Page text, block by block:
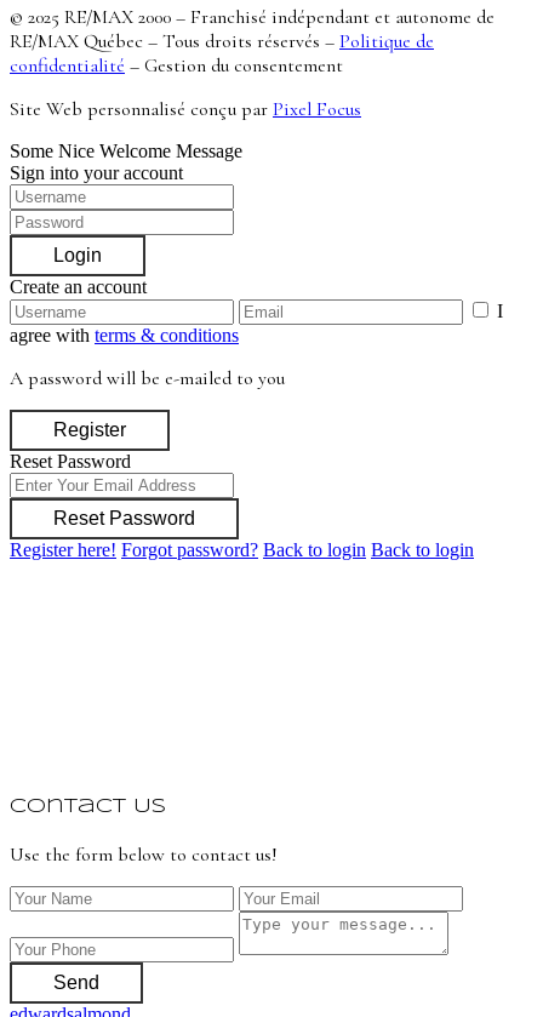
© 2025 RE/MAX 2000 – Franchisé indépendant et autonome de
RE/MAX Québec – Tous droits réservés – Politique de
confidentialité – Gestion du consentement
Site Web personnalisé conçu par Pixel Focus
Some Nice Welcome Message
Sign into your account
Login
Create an account
I
agree with terms & conditions
A password will be e-mailed to you
Register
Reset Password
Reset Password
Register here! Forgot password? Back to login Back to login
Contact Us
Use the form below to contact us!
Send